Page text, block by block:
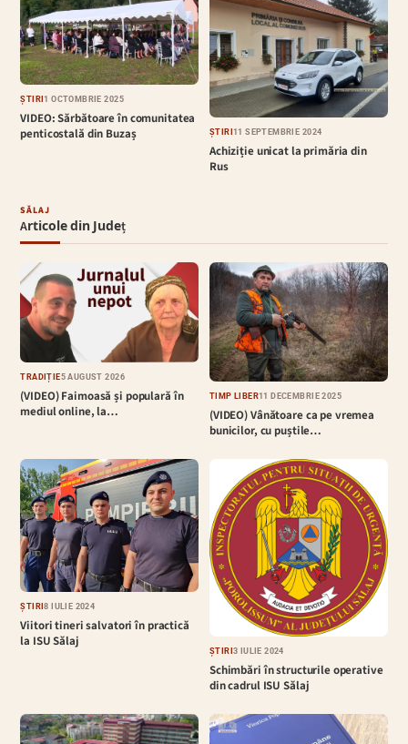
ȘTIRI1 OCTOMBRIE 2025
VIDEO: Sărbătoare în comunitatea
penticostală din Buzaș
ȘTIRI11 SEPTEMBRIE 2024
Achiziție unicat la primăria din
Rus
SĂLAJ
Articole din Județ
TRADIȚIE5 AUGUST 2026
(VIDEO) Faimoasă și populară în
mediul online, la…
TIMP LIBER11 DECEMBRIE 2025
(VIDEO) Vânătoare ca pe vremea
bunicilor, cu puștile…
ȘTIRI8 IULIE 2024
Viitori tineri salvatori în practică
la ISU Sălaj
ȘTIRI3 IULIE 2024
Schimbări în structurile operative
din cadrul ISU Sălaj